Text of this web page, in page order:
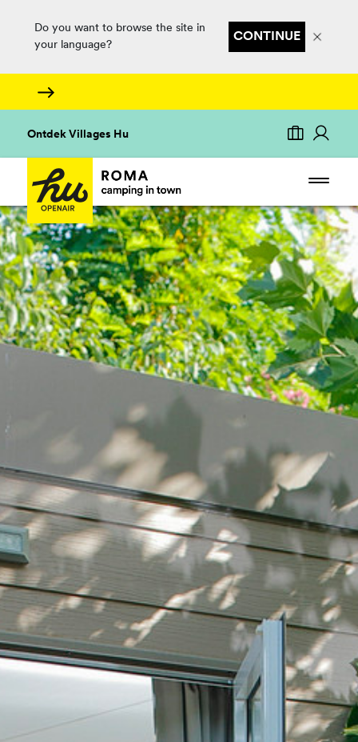
Do you want to browse the site in
your language?
CONTINUE
Ontdek Villages Hu